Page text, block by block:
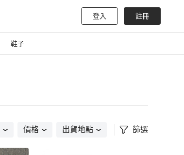
登入 註冊
鞋子
價格 出貨地點 篩選